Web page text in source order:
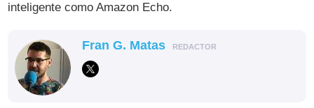
inteligente como Amazon Echo.
Fran G. Matas REDACTOR